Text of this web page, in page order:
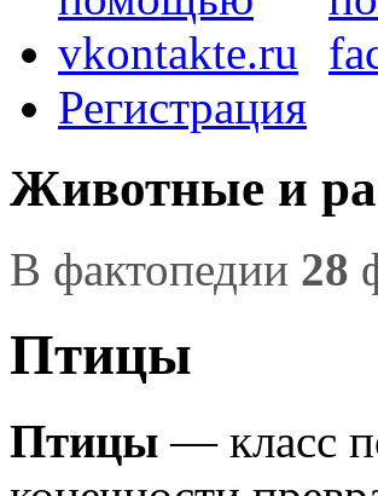
Регистрация
Животные и
В фактопедии 28
Птицы
Птицы — класс